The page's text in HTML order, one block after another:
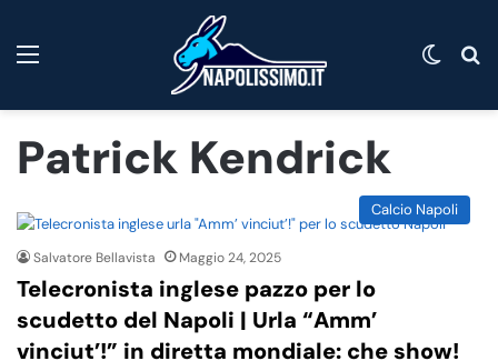
Patrick Kendrick
Calcio Napoli
Salvatore Bellavista Maggio 24, 2025
Telecronista inglese pazzo per lo
scudetto del Napoli | Urla “Amm’
vinciut’!” in diretta mondiale: che show!